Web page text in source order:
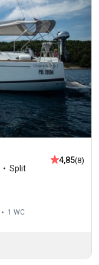
Split
4,85(8)
1 WC